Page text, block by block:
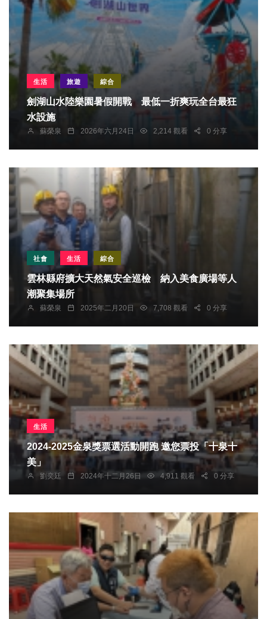
生活 旅遊 綜合
劍湖山水陸樂園暑假開戰 最低一折爽玩全台最狂
水設施
蘇榮泉 2026年六月24日 2,214 觀看 0 分享
社會 生活 綜合
雲林縣府擴大天然氣安全巡檢 納入美食廣場等人
潮聚集場所
蘇榮泉 2025年二月20日 7,708 觀看 0 分享
生活
2024-2025金泉獎票選活動開跑 邀您票投「十泉十
美」
劉奕廷 2024年十二月26日 4,911 觀看 0 分享